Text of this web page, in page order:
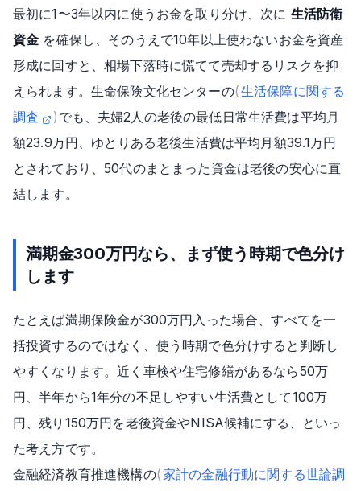
最初に1〜3年以内に使うお金を取り分け、次に 生活防衛
資金 を確保し、そのうえで10年以上使わないお金を資産
形成に回すと、相場下落時に慌てて売却するリスクを抑
えられます。生命保険文化センターの(生活保障に関する
調査
) でも、夫婦2人の老後の最低日常生活費は平均月
額23.9万円、ゆとりある老後生活費は平均月額39.1万円
とされており、50代のまとまった資金は老後の安心に直
結します。
満期金300万円なら、まず使う時期で色分け
します
たとえば満期保険金が300万円入った場合、すべてを一
括投資するのではなく、使う時期で色分けすると判断し
やすくなります。近く車検や住宅修繕があるなら50万
円、半年から1年分の不足しやすい生活費として100万
円、残り150万円を老後資金やNISA候補にする、といっ
た考え方です。
金融経済教育推進機構の(家計の金融行動に関する世論調